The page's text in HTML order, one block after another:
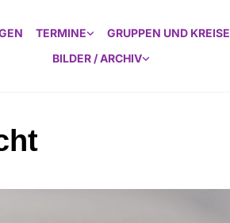
TERMINE GRUPPEN UND KREISE
BILDER / ARCHIV